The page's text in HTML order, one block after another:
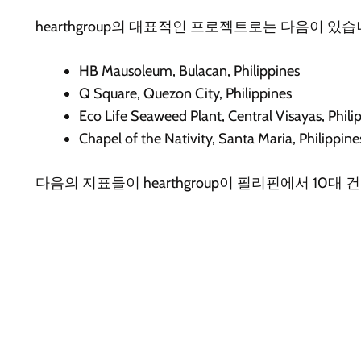
hearthgroup의 대표적인 프로젝트로는 다음이 있습
HB Mausoleum, Bulacan, Philippines
Q Square, Quezon City, Philippines
Eco Life Seaweed Plant, Central Visayas,
Chapel of the Nativity, Santa Maria,
다음의 지표들이 hearthgroup이 필리핀에서 10대